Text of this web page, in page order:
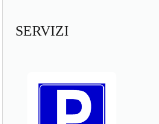
SERVIZI